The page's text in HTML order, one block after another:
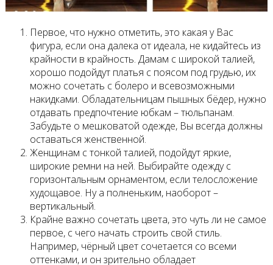
Первое, что нужно отметить, это какая у Вас
фигура, если она далека от идеала, не кидайтесь из
крайности в крайность. Дамам с широкой талией,
хорошо подойдут платья с поясом под грудью, их
можно сочетать с болеро и всевозможными
накидками. Обладательницам пышных бёдер, нужно
отдавать предпочтение юбкам – тюльпанам.
Забудьте о мешковатой одежде, Вы всегда должны
оставаться женственной.
Женщинам с тонкой талией, подойдут яркие,
широкие ремни на ней. Выбирайте одежду с
горизонтальным орнаментом, если телосложение
худощавое. Ну а полненьким, наоборот –
вертикальный.
Крайне важно сочетать цвета, это чуть ли не самое
первое, с чего начать строить свой стиль.
Например, чёрный цвет сочетается со всеми
оттенками, и он зрительно обладает